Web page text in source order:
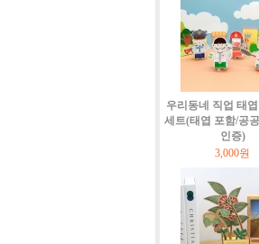
우리동네 직업 태
세트(태엽 포함/공
인증)
3,000원